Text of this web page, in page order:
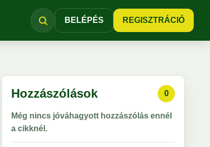
BELÉPÉS REGISZTRÁCIÓ
Hozzászólások 0
Még nincs jóváhagyott hozzászólás ennél
a cikknél.